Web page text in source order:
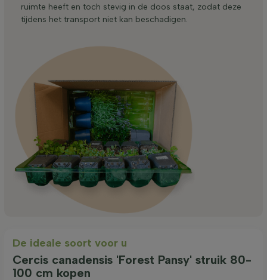
ruimte heeft en toch stevig in de doos staat, zodat deze
tijdens het transport niet kan beschadigen.
De ideale soort voor u
Cercis canadensis 'Forest Pansy' struik 80-
100 cm kopen